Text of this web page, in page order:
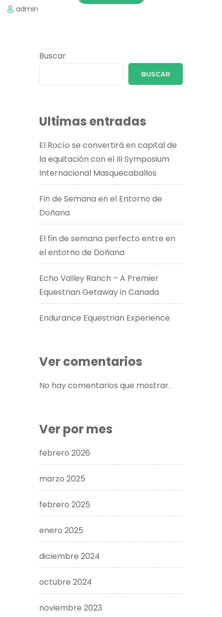
admin
Buscar
BUSCAR
Ultimas entradas
El Rocío se convertirá en capital de
la equitación con el III Symposium
Internacional Masquecaballos
Fin de Semana en el Entorno de
Doñana
El fin de semana perfecto entre en
el entorno de Doñana
Echo Valley Ranch – A Premier
Equestrian Getaway in Canada​
Endurance Equestrian Experience
Ver comentarios
No hay comentarios que mostrar.
Ver por mes
febrero 2026
marzo 2025
febrero 2025
enero 2025
diciembre 2024
octubre 2024
noviembre 2023